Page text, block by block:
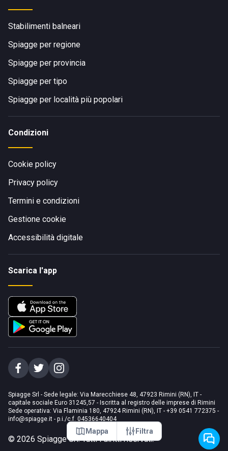
Mappa Filtra
Stabilimenti balneari
Spiagge per regione
Spiagge per provincia
Spiagge per tipo
Spiagge per località più popolari
Condizioni
Cookie policy
Privacy policy
Termini e condizioni
Gestione cookie
Accessibilità digitale
Scarica l'app
Spiagge Srl - Sede legale: Via Marecchiese 48, 47923 Rimini (RN), IT -
capitale sociale Euro 31245,57 - Iscritta al registro delle imprese di Rimini
Sede operativa: Via Flaminia 180, 47924 Rimini (RN), IT - +39 0541 772375 -
info@spiagge.it - p.i./c.f. 04536640404
© 2026 Spiagge Srl. Tutti i diritti riservati.